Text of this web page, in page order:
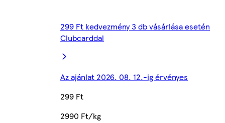
299 Ft kedvezmény 3 db vásárlása esetén
Clubcarddal
Az ajánlat 2026. 08. 12.-ig érvényes
299 Ft
2990 Ft/kg